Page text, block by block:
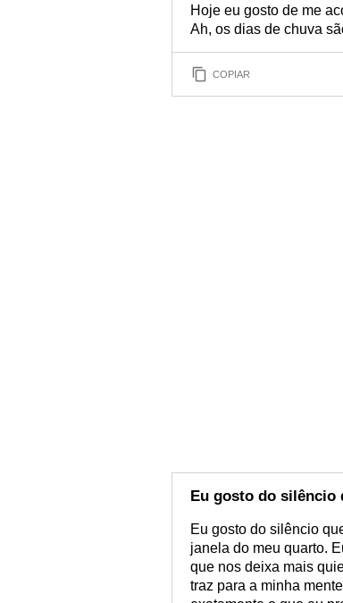
Hoje eu gosto de me
Ah, os dias de chuva
COPIAR
Eu gosto do silêncio
Eu gosto do silêncio
janela do meu quarto.
que nos deixa mais
traz para a minha